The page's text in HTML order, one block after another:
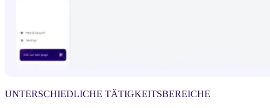
UNTERSCHIEDLICHE TÄTIGKEITSBEREICHE